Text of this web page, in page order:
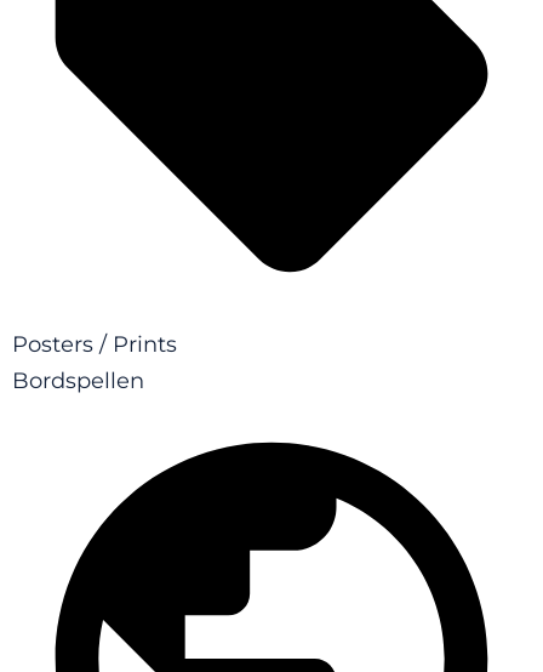
Posters / Prints
Bordspellen